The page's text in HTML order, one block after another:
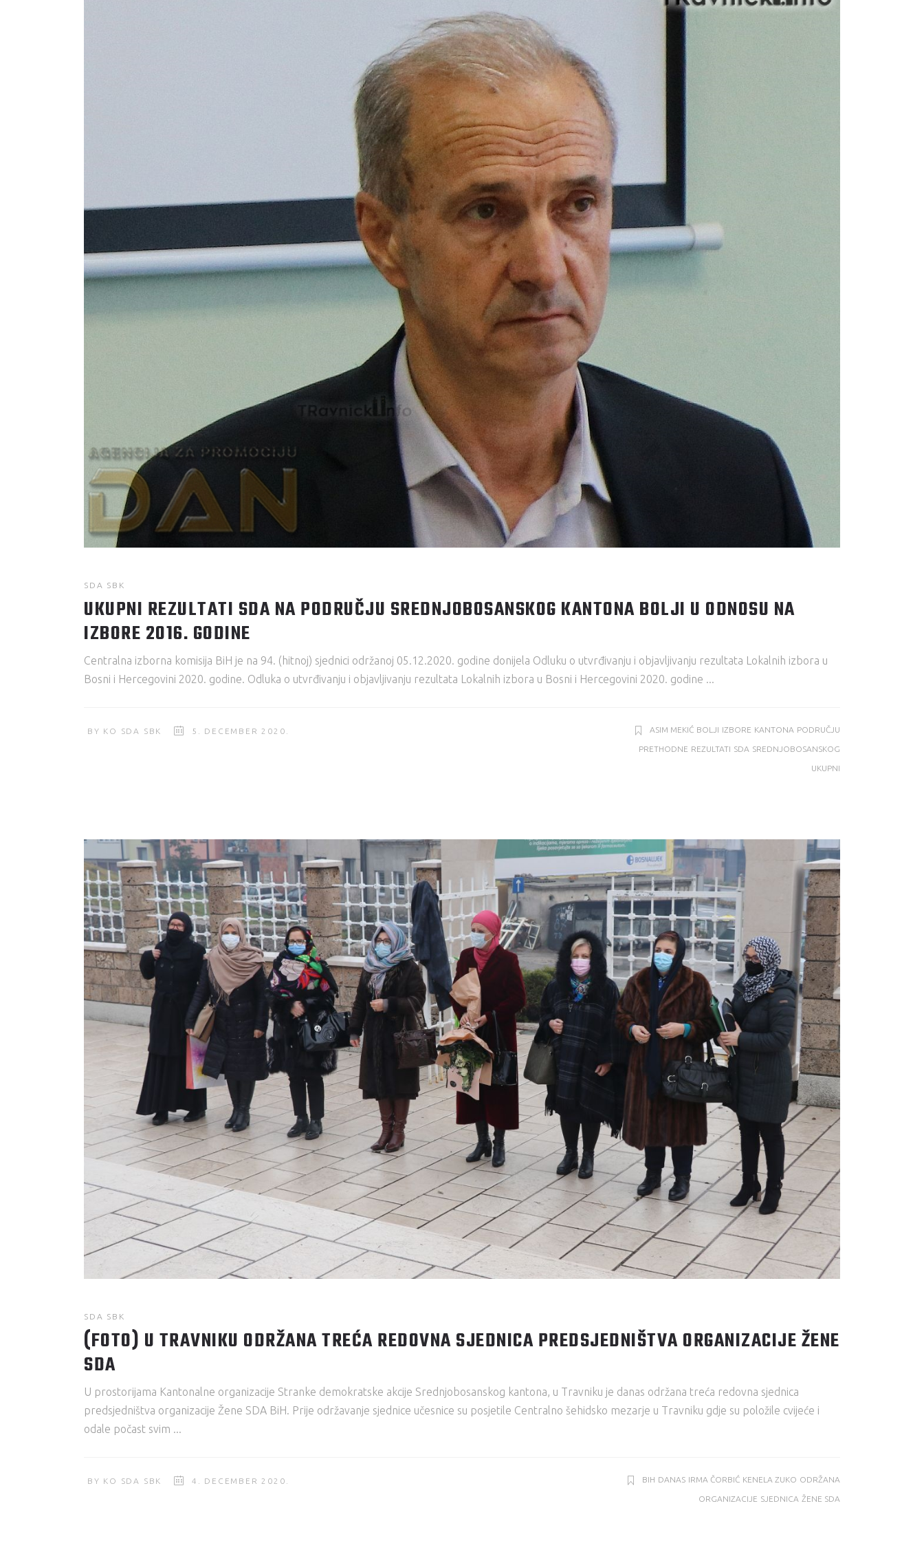
SDA SBK
UKUPNI REZULTATI SDA NA PODRUČJU SREDNJOBOSANSKOG KANTONA BOLJI U ODNOSU NA
IZBORE 2016. GODINE
Centralna izborna komisija BiH je na 94. (hitnoj) sjednici održanoj 05.12.2020. godine donijela Odluku o utvrđivanju i objavlјivanju rezultata Lokalnih izbora u
Bosni i Hercegovini 2020. godine. Odluka o utvrđivanju i objavlјivanju rezultata Lokalnih izbora u Bosni i Hercegovini 2020. godine
BY KO SDA SBK 5. DECEMBER 2020. ASIM MEKIĆ BOLJI IZBORE KANTONA PODRUČJU
PRETHODNE REZULTATI SDA SREDNJOBOSANSKOG
UKUPNI
SDA SBK
(FOTO) U TRAVNIKU ODRŽANA TREĆA REDOVNA SJEDNICA PREDSJEDNIŠTVA ORGANIZACIJE ŽENE
SDA
U prostorijama Kantonalne organizacije Stranke demokratske akcije Srednjobosanskog kantona, u Travniku je danas održana treća redovna sjednica
predsjedništva organizacije Žene SDA BiH. Prije održavanje sjednice učesnice su posjetile Centralno šehidsko mezarje u Travniku gdje su položile cvijeće i
odale počast svim
BY KO SDA SBK 4. DECEMBER 2020. BIH DANAS IRMA ČORBIĆ KENELA ZUKO ODRŽANA
ORGANIZACIJE SJEDNICA ŽENE SDA